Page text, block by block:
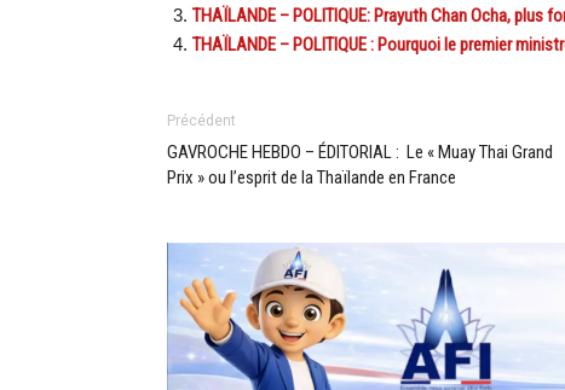
THAÏLANDE – POLITIQUE: Prayuth Chan Ocha, plus
THAÏLANDE – POLITIQUE : Pourquoi le premier
Précédent
GAVROCHE HEBDO – ÉDITORIAL : Le « Muay Thai Grand
Prix » ou l’esprit de la Thaïlande en France